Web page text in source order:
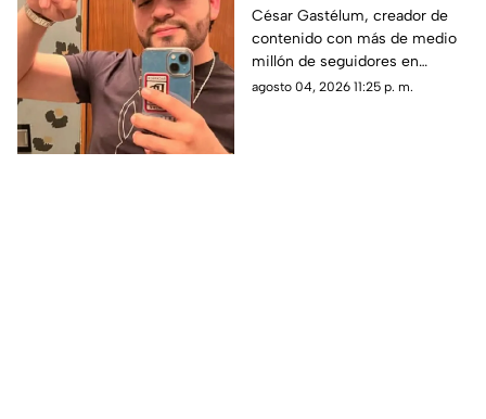
influencer de Culiacán
asesinado durante una
transmisión en vivo
César Gastélum, creador de
contenido con más de medio
millón de seguidores en
TikTok, perdió la vida tras ser
agosto 04, 2026 11:25 p. m.